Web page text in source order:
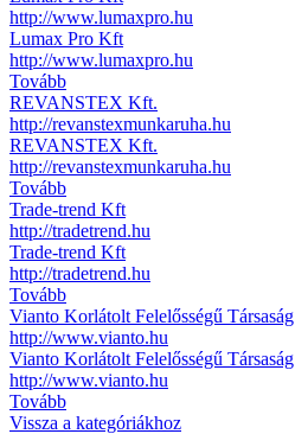
http://www.lumaxpro.hu
Lumax Pro Kft
http://www.lumaxpro.hu
Tovább
REVANSTEX Kft.
http://revanstexmunkaruha.hu
REVANSTEX Kft.
http://revanstexmunkaruha.hu
Tovább
Trade-trend Kft
http://tradetrend.hu
Trade-trend Kft
http://tradetrend.hu
Tovább
Vianto Korlátolt Felelősségű Társaság
http://www.vianto.hu
Vianto Korlátolt Felelősségű Társaság
http://www.vianto.hu
Tovább
Vissza a kategóriákhoz